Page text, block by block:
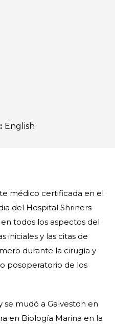
: English
médico certificada en el
del Hospital Shriners
todos los aspectos del
iniciales y las citas de
durante la cirugía y
posoperatorio de los
se mudó a Galveston en
en Biología Marina en la